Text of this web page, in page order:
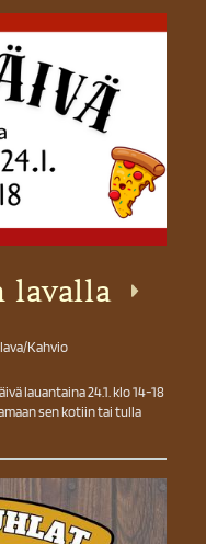
lavalla
Kahvio
lauantaina 24.1. klo 14-18
sen kotiin tai tulla